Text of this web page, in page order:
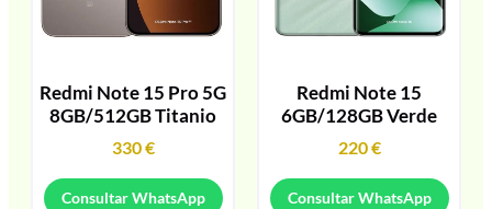
Redmi Note 15 Pro 5G
8GB/512GB Titanio
330€
Consultar WhatsApp
Redmi Note 15
6GB/128GB Verde
220€
Consultar WhatsApp